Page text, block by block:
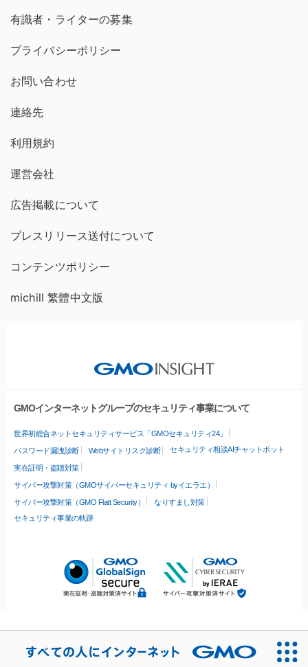
有識者・ライターの募集
プライバシーポリシー
お問い合わせ
連絡先
利用規約
運営会社
広告掲載について
プレスリリース送付について
コンテンツポリシー
michill 繁體中文版
GMOインターネットグループのセキュリティ事業について
世界初総合ネットセキュリティサービス「GMOセキュリティ24」
パスワード漏洩診断 Webサイトリスク診断 セキュリティ相談AIチャットボット
実在証明・盗聴対策
サイバー攻撃対策（GMOサイバーセキュリティ byイエラエ）
サイバー攻撃対策（GMO Flatt Security）
なりすまし対策
セキュリティ事業の軌跡